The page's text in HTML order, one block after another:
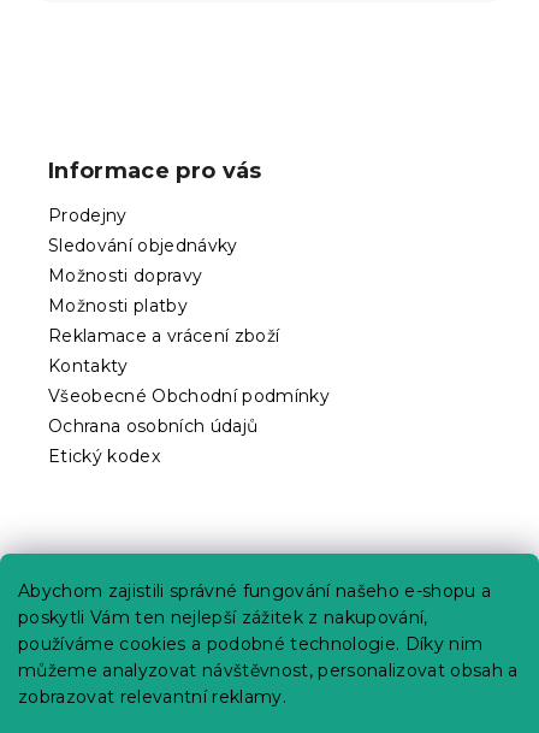
Abychom zajistili správné fungování našeho e-shopu a
poskytli Vám ten nejlepší zážitek z nakupování,
používáme cookies a podobné technologie. Díky nim
můžeme analyzovat návštěvnost, personalizovat obsah a
zobrazovat relevantní reklamy.
Informace pro vás
Prodejny
Sledování objednávky
Možnosti dopravy
Možnosti platby
Reklamace a vrácení zboží
Kontakty
Všeobecné Obchodní podmínky
Ochrana osobních údajů
Etický kodex
Kariéra
Poptávky a B2B spolupráce
Proč se u nás registrovat?